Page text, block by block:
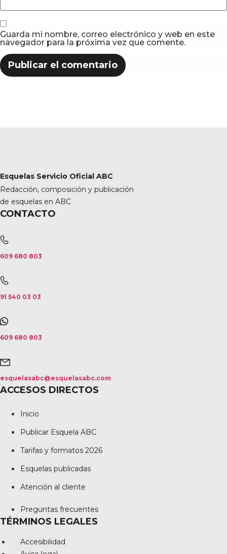
Guarda mi nombre, correo electrónico y web en este
navegador para la próxima vez que comente.
Esquelas Servicio Oficial ABC
Redacción, composición y publicación
de esquelas en ABC
CONTACTO
609 680 803
91 540 03 03
609 680 803
esquelasabc@esquelasabc.com
ACCESOS DIRECTOS
Inicio
Publicar Esquela ABC
Tarifas y formatos 2026
Esquelas publicadas
Atención al cliente
Preguntas frecuentes
TÉRMINOS LEGALES
Accesibilidad